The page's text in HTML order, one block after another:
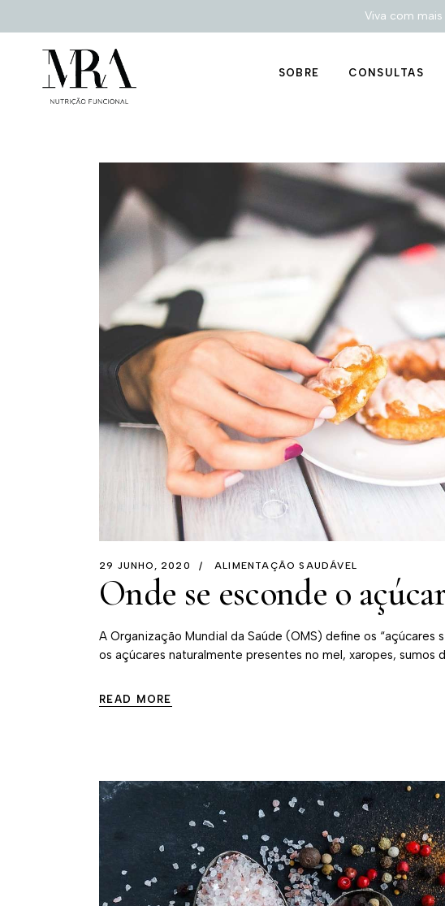
Viva com
SOBRE
Livros
Podcast
Canal YouTube
CONSULTAS
Testes
Media
Testes
29 JUNHO, 2020 ALIMENTAÇÃO SAUDÁVEL
Onde se esconde o
A Organização Mundial da Saúde (OMS) define os “açúcares
os açúcares naturalmente presentes no mel, xaropes, sumos
READ MORE